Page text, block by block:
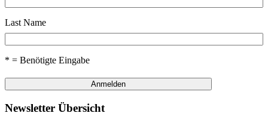
Last Name
* = Benötigte Eingabe
Newsletter Übersicht